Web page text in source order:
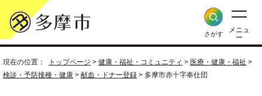
さがす
メニュ
ー
現在の位置： トップページ > 健康・福祉・コミュニティ > 医療・健康・福祉 >
検診・予防接種・健康 > 献血・ドナー登録 > 多摩市赤十字奉仕団